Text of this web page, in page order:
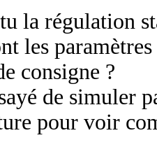
la régulation
les
consigne ?
de simuler
pour voir